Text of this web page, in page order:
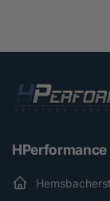
HPerformance